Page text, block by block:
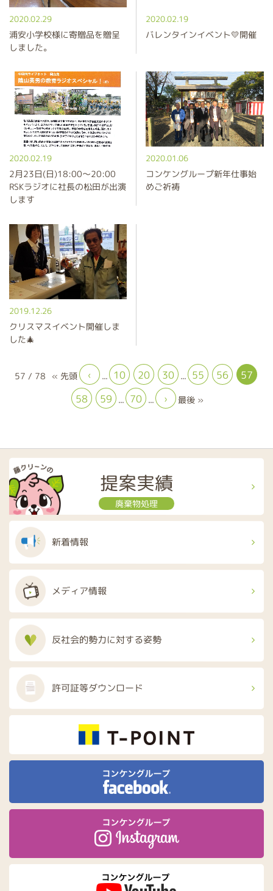
2020.02.29
浦安小学校様に寄贈品を贈呈
しました。
2020.02.19
バレンタインイベント💛開催
2020.02.19
2月23日(日)18:00～20:00
RSKラジオに社長の松田が出演
します
2020.01.06
コンケングループ新年仕事始
めご祈祷
2019.12.26
クリスマスイベント開催しま
した🎄
57 / 78 « 先頭 ‹ ... 10 20 30 ... 55 56
57
58
59 ... 70 ... › 最後 »
提案実績
廃棄物処理
新着情報
メディア情報
反社会的勢力に対する姿勢
許可証等ダウンロード